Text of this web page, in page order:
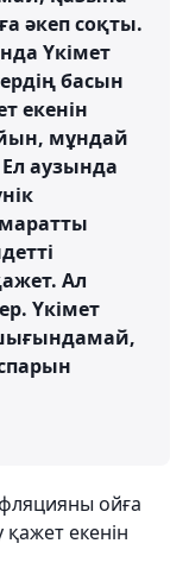
әкеп соқты.
Үкімет
басын
екенін
мұндай
аузында
Ал
Үкімет
ойға
екенін